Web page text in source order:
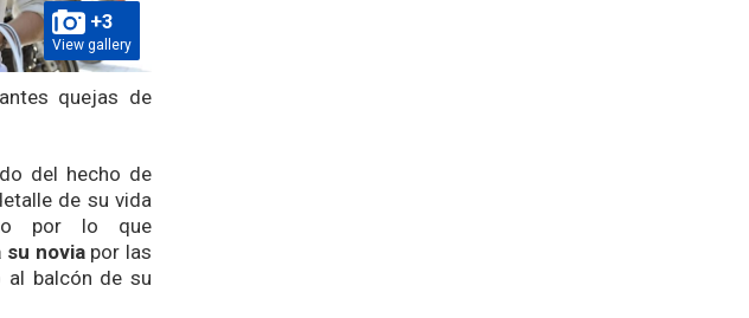
+3
View gallery
quejas de
del hecho de
de su vida
por lo que
su novia por las
al balcón de su